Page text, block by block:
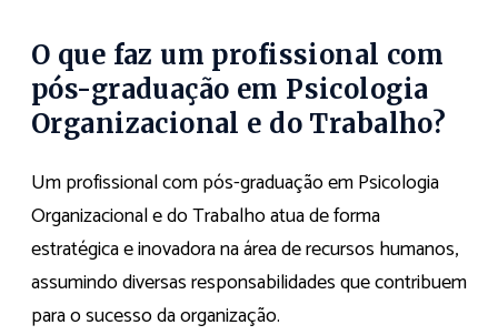
O que faz um profissional com
pós-graduação em Psicologia
Organizacional e do Trabalho?
Um profissional com pós-graduação em Psicologia
Organizacional e do Trabalho atua de forma
estratégica e inovadora na área de recursos humanos,
assumindo diversas responsabilidades que contribuem
para o sucesso da organização.